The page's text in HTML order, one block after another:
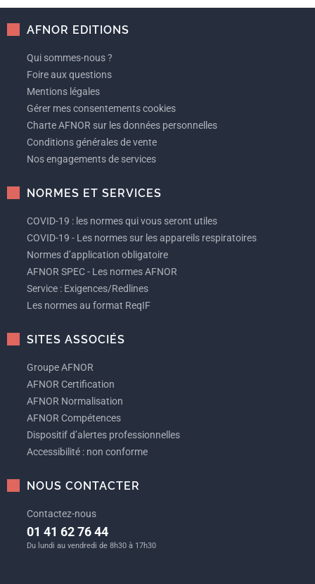
AFNOR EDITIONS
Qui sommes-nous ?
Foire aux questions
Mentions légales
Gérer mes consentements cookies
Charte AFNOR sur les données personnelles
Conditions générales de vente
Nos engagements de services
NORMES ET SERVICES
COVID-19 : les normes qui vous seront utiles
COVID-19 - Les normes sur les appareils respiratoires
Normes d’application obligatoire
AFNOR SPEC - Les normes AFNOR
Service : Exigences/Redlines
Les normes au format ReqIF
SITES ASSOCIÉS
Groupe AFNOR
AFNOR Certification
AFNOR Normalisation
AFNOR Compétences
Dispositif d’alertes professionnelles
Accessibilité : non conforme
NOUS CONTACTER
Contactez-nous
01 41 62 76 44
Du lundi au vendredi de 8h30 à 17h30